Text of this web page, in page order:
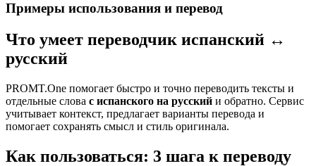
Примеры использования и перевод
Что умеет переводчик испанский ↔
русский
PROMT.One помогает быстро и точно переводить тексты и
отдельные слова с испанского на русский и обратно. Сервис
учитывает контекст, предлагает варианты перевода и
помогает сохранять смысл и стиль оригинала.
Как пользоваться: 3 шага к переводу